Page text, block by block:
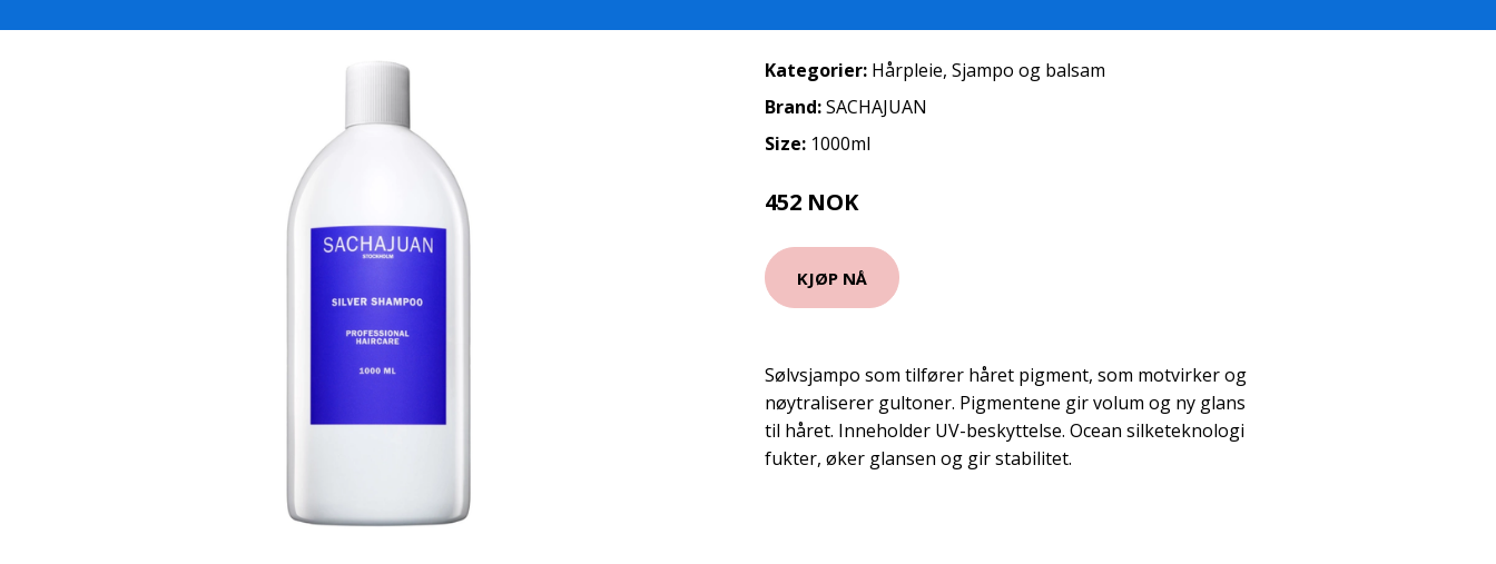
Kategorier: Hårpleie, Sjampo og balsam
Brand:SACHAJUAN
Size: 1000ml
452 NOK
KJØP NÅ
Sølvsjampo som tilfører håret pigment, som motvirker og
nøytraliserer gultoner. Pigmentene gir volum og ny glans
til håret. Inneholder UV-beskyttelse. Ocean silketeknologi
fukter, øker glansen og gir stabilitet.